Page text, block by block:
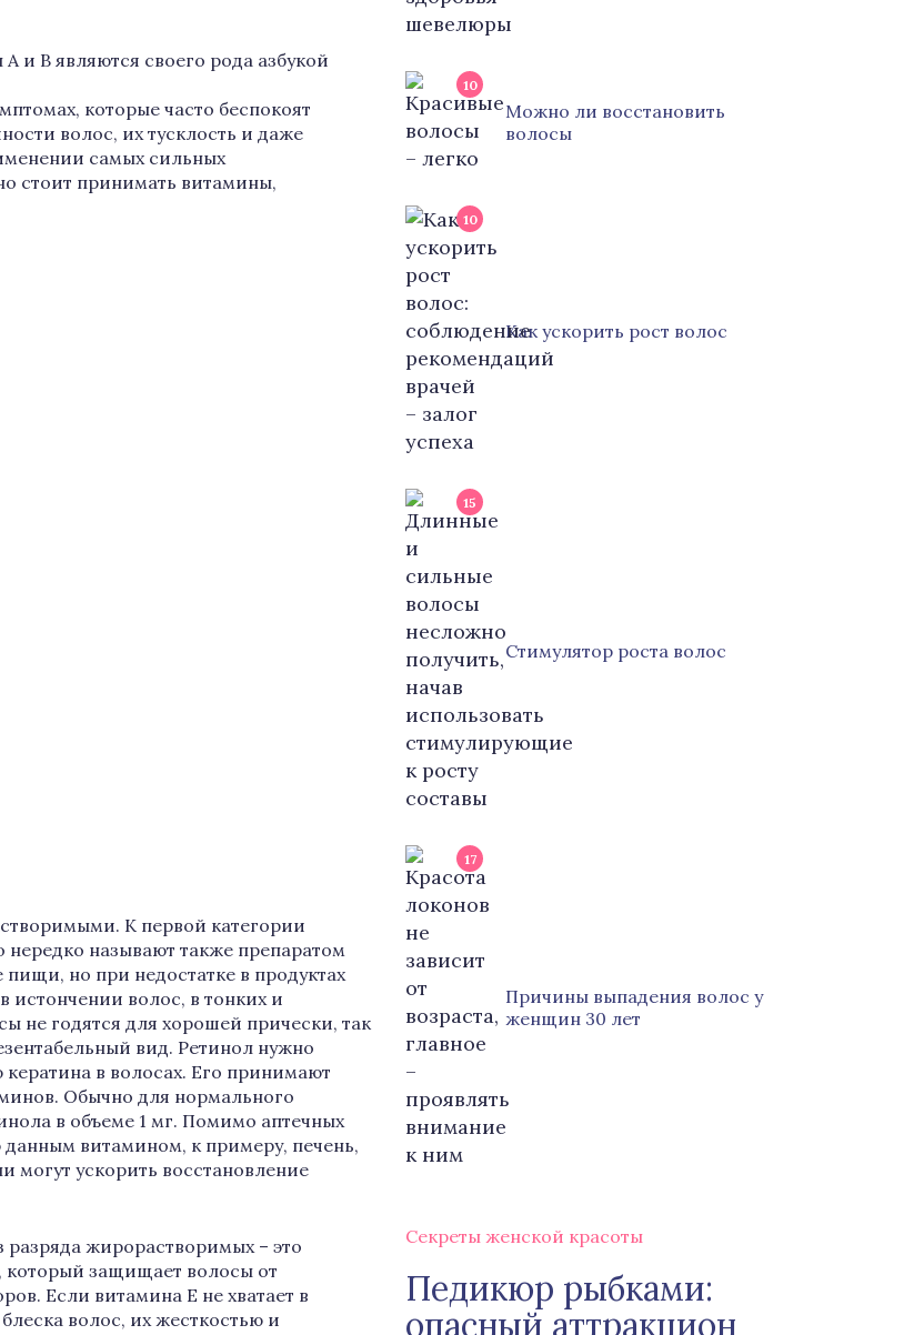
и В являются своего рода азбукой
которые часто беспокоят
волос, их тусклость и даже
самых сильных
стоит принимать витамины,
К первой категории
называют также препаратом
но при недостатке в продуктах
истончении волос, в тонких и
не годятся для хорошей прически, так
вид. Ретинол нужно
в волосах. Его принимают
Обычно для нормального
в объеме 1 мг. Помимо аптечных
витамином, к примеру, печень,
могут ускорить восстановление
жирорастворимых – это
который защищает волосы от
Если витамина Е не хватает в
волос, их жесткостью и
10
Можно ли восстановить
волосы
10
Как ускорить рост волос
15
Стимулятор роста волос
17
Причины выпадения волос у
женщин 30 лет
Секреты женской красоты
Педикюр рыбками:
опасный аттракцион